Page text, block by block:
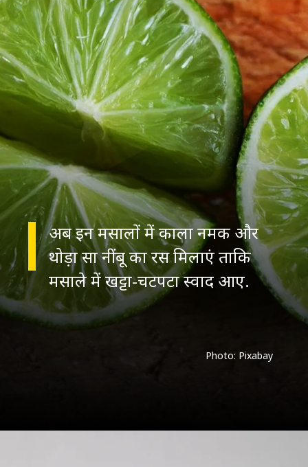
अब इन मसालों में काला नमक और
थोड़ा सा नींबू का रस मिलाएं ताकि
Photo: Pixabay